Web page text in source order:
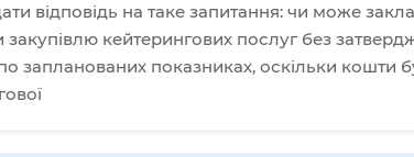
відповідь на таке запитання: чи може
закупівлю кейтерингових послуг без
запланованих показниках, оскільки кошти